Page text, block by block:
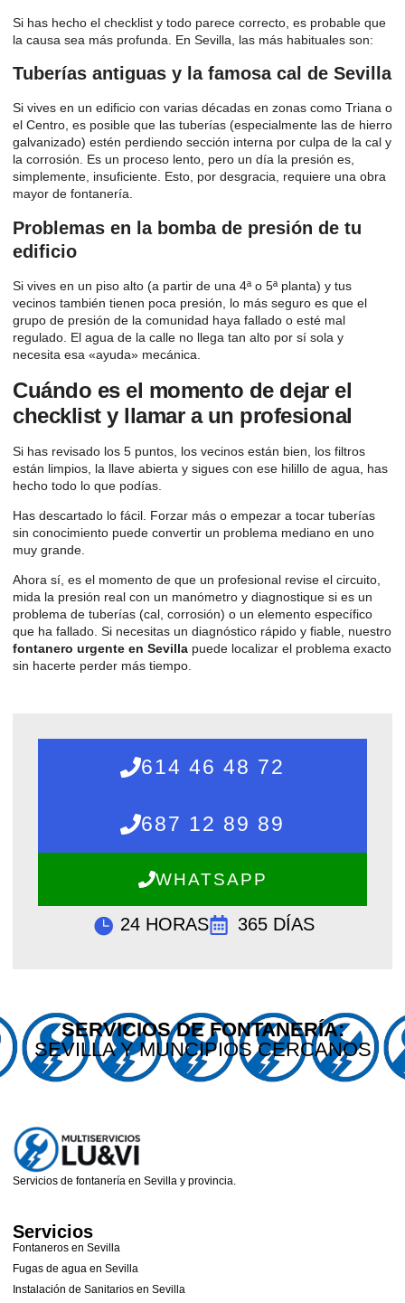
Si has hecho el checklist y todo parece correcto, es probable que
la causa sea más profunda. En Sevilla, las más habituales son:
Tuberías antiguas y la famosa cal de Sevilla
Si vives en un edificio con varias décadas en zonas como Triana o
el Centro, es posible que las tuberías (especialmente las de hierro
galvanizado) estén perdiendo sección interna por culpa de la cal y
la corrosión. Es un proceso lento, pero un día la presión es,
simplemente, insuficiente. Esto, por desgracia, requiere una obra
mayor de fontanería.
Problemas en la bomba de presión de tu
edificio
Si vives en un piso alto (a partir de una 4ª o 5ª planta) y tus
vecinos también tienen poca presión, lo más seguro es que el
grupo de presión de la comunidad haya fallado o esté mal
regulado. El agua de la calle no llega tan alto por sí sola y
necesita esa «ayuda» mecánica.
Cuándo es el momento de dejar el
checklist y llamar a un profesional
Si has revisado los 5 puntos, los vecinos están bien, los filtros
están limpios, la llave abierta y sigues con ese hilillo de agua, has
hecho todo lo que podías.
Has descartado lo fácil. Forzar más o empezar a tocar tuberías
sin conocimiento puede convertir un problema mediano en uno
muy grande.
Ahora sí, es el momento de que un profesional revise el circuito,
mida la presión real con un manómetro y diagnostique si es un
problema de tuberías (cal, corrosión) o un elemento específico
que ha fallado. Si necesitas un diagnóstico rápido y fiable, nuestro
fontanero urgente en Sevilla puede localizar el problema exacto
sin hacerte perder más tiempo.
614 46 48 72
687 12 89 89
WHATSAPP
24 HORAS 365 DÍAS
SERVICIOS DE FONTANERÍA:
SEVILLA Y MUNCIPIOS CERCANOS
Servicios de fontanería en Sevilla y provincia.
Servicios
Fontaneros en Sevilla
Fugas de agua en Sevilla
Instalación de Sanitarios en Sevilla